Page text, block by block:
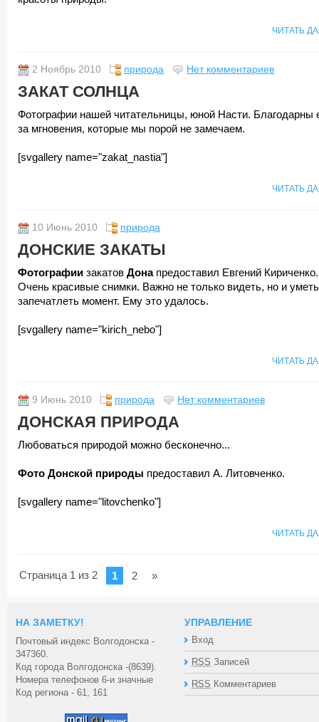
ЧИТАТЬ
2 Ноябрь 2010 природа Нет комментариев
ЗАКАТ СОЛНЦА
Фотографии нашей читательницы, юной Насти. Благодарны
за мгновения, которые мы порой не замечаем.
[svgallery name="zakat_nastia"]
ЧИТАТЬ
10 Июнь 2010 природа
ДОНСКИЕ ЗАКАТЫ
Фотографии закатов Донапредоставил Евгений Кириченко.
Очень красивые снимки. Важно не только видеть, но и уметь
запечатлеть момент. Ему это удалось.
[svgallery name="kirich_nebo"]
ЧИТАТЬ
9 Июнь 2010 природа Нет комментариев
ДОНСКАЯ ПРИРОДА
Любоваться природой можно бесконечно...
Фото Донской природы предоставил А. Литовченко.
[svgallery name="litovchenko"]
ЧИТАТЬ
Страница 1 из 2 1 2 »
НА ЗАМЕТКУ!
Почтовый индекс Волгодонска -
347360.
Код города Волгодонска -(8639).
Номера телефонов 6-и значные
Код региона - 61, 161
УПРАВЛЕНИЕ
Вход
RSS Записей
RSS Комментариев